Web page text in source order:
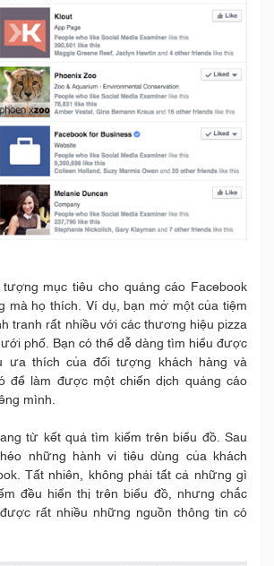
tượng mục tiêu cho quảng cáo Facebook
mà họ thích. Ví dụ, bạn mở một của tiệm
tranh rất nhiều với các thương hiệu pizza
phố. Bạn có thể dễ dàng tìm hiểu được
ưa thích của đối tượng khách hàng và
để làm được một chiến dịch quảng cáo
mình.
từ kết quả tìm kiếm trên biểu đồ. Sau
những hành vi tiêu dùng của khách
Tất nhiên, không phải tất cả những gì
đều hiển thị trên biểu đồ, nhưng chắc
rất nhiều những nguồn thông tin có